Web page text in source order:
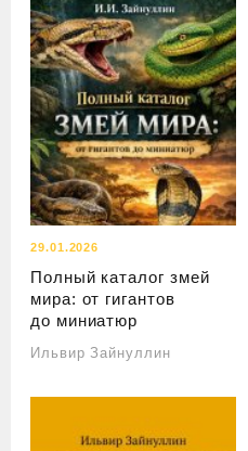
29.01.2026
Полный каталог змей
мира: от гигантов
до миниатюр
Ильвир Зайнуллин